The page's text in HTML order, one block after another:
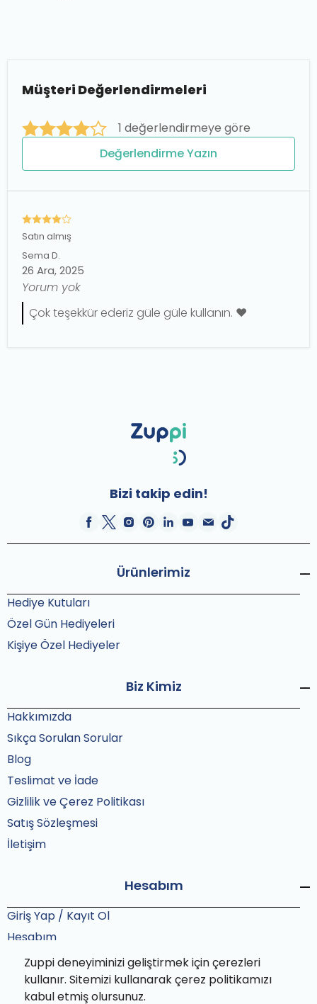
Zuppi deneyiminizi geliştirmek için çerezleri
kullanır. Sitemizi kullanarak çerez politikamızı
kabul etmiş olursunuz.
Müşteri Değerlendirmeleri
1 değerlendirmeye göre
Değerlendirme Yazın
Satın almış
Sema D.
26 Ara, 2025
Yorum yok
Çok teşekkür ederiz güle güle kullanın. ❤️
Bizi takip edin!
Ürünlerimiz
Hediye Kutuları
Özel Gün Hediyeleri
Kişiye Özel Hediyeler
Biz Kimiz
Hakkımızda
Sıkça Sorulan Sorular
Blog
Teslimat ve İade
Gizlilik ve Çerez Politikası
Satış Sözleşmesi
İletişim
Hesabım
Giriş Yap / Kayıt Ol
Hesabım
Siparişlerim
Sipariş Takip